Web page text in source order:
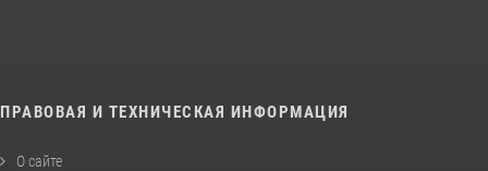
ПРАВОВАЯ И ТЕХНИЧЕСКАЯ ИНФОРМАЦИЯ
О сайте